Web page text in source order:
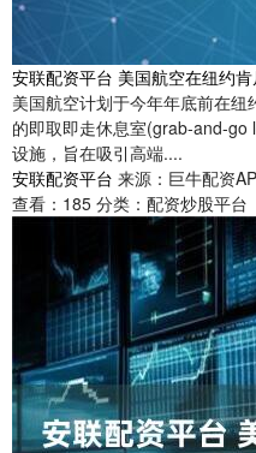
安联配资平台 美国航空在纽约
美国航空计划于今年年底前在纽
的即取即走休息室(grab-and-
设施，旨在吸引高端....
安联配资平台 来源：巨牛配资
查看： 185 分类： 配资炒股平台